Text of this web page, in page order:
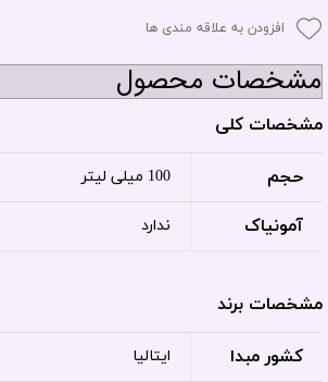
افزودن به علاقه مندی ها
مشخصات محصول
مشخصات کلی
حجم 100 میلی لیتر
آمونیاک ندارد
مشخصات برند
کشور مبدا ایتالیا